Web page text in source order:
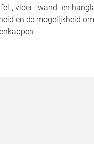
, vloer-, wand- en
en de mogelijkheid